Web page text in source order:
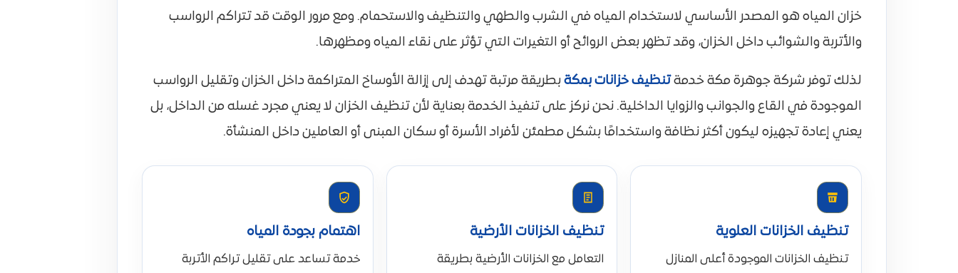
خزان المياه هو المصدر الأساسي لاستخدام المياه في الشرب والطهي والتنظيف والاستحمام. ومع مرور الوقت قد تتراكم الرواسب
والأتربة والشوائب داخل الخزان، وقد تظهر بعض الروائح أو التغيرات التي تؤثر على نقاء المياه ومظهرها.
لذلك توفر شركة جوهرة مكة خدمةتنظيف خزانات بمكةبطريقة مرتبة تهدف إلى إزالة الأوساخ المتراكمة داخل الخزان وتقليل الرواسب
الموجودة في القاع والجوانب والزوايا الداخلية. نحن نركز على تنفيذ الخدمة بعناية لأن تنظيف الخزان لا يعني مجرد غسله من الداخل، بل
يعني إعادة تجهيزه ليكون أكثر نظافة واستخدامًا بشكل مطمئن لأفراد الأسرة أو سكان المبنى أو العاملين داخل المنشأة.
تنظيف الخزانات العلوية
تنظيف الخزانات الموجودة أعلى المنازل
تنظيف الخزانات الأرضية
التعامل مع الخزانات الأرضية بطريقة
اهتمام بجودة المياه
خدمة تساعد على تقليل تراكم الأتربة